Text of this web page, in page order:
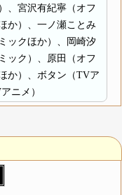
、宮沢有紀寧（オフ
か）、一ノ瀬ことみ
ックほか）、岡崎汐
ック）、原田（オフ
か）、ボタン（TVア
ニメ）